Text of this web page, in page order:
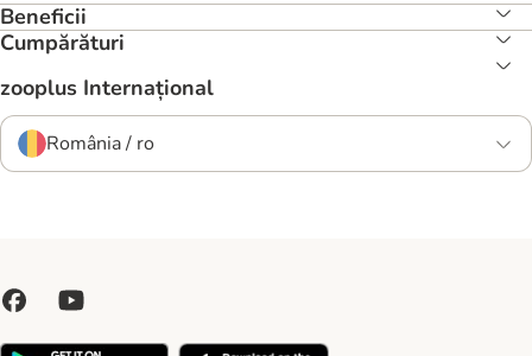
Beneficii
Cumpărături
zooplus Internațional
România / ro